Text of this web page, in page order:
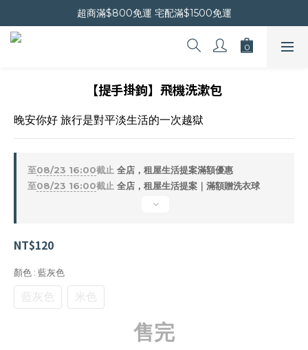
晚安會員新上線｜新會員現折$30
超商滿$800免運 宅配滿$1500免運
晚安會員新上線｜新會員現折$30
【提手掛鉤】飛機洗漱包
晚安你好 旅行是對平淡生活的一次越獄
至08/23 16:00截止 全店，租屋生活提案滿額優惠
至08/23 16:00截止 全店，租屋生活提案｜滿額贈洗衣球
NT$120
顏色 : 藍灰色
藍灰色 米色
售完